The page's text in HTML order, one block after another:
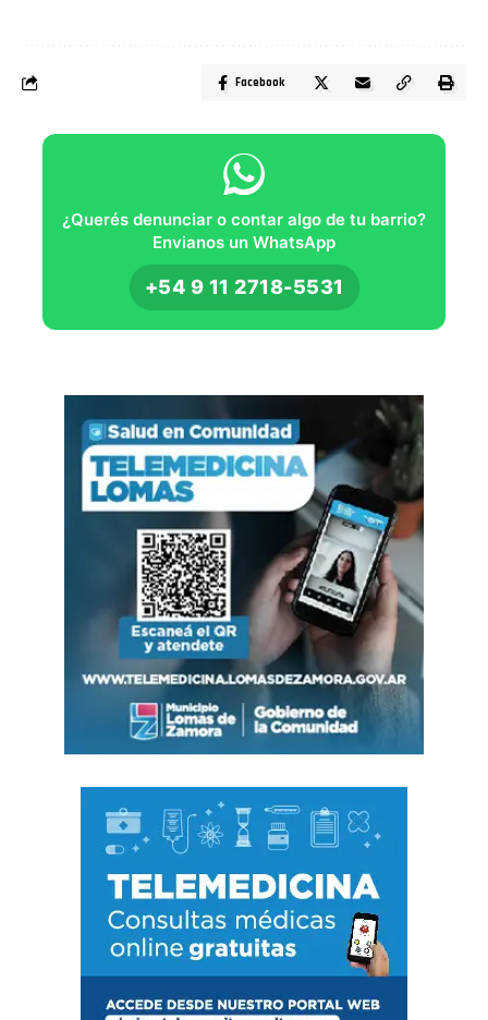
Facebook
¿Querés denunciar o contar algo de tu barrio?
Envianos un WhatsApp
+54 9 11 2718-5531